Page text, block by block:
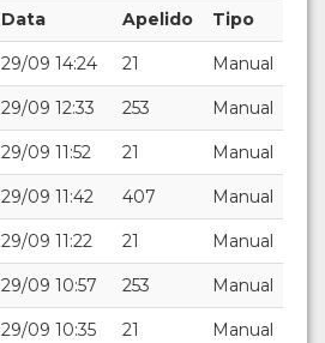
Data Apelido Tipo
29/09 14:24 21 Manual
29/09 12:33 253 Manual
29/09 11:52 21 Manual
29/09 11:42 407 Manual
29/09 11:22 21 Manual
29/09 10:57 253 Manual
29/09 10:35 21 Manual